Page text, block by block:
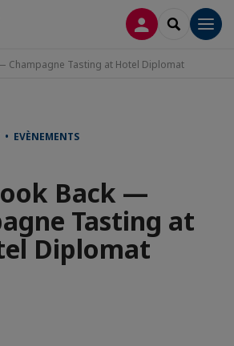
CONNEXION
Champagne Tasting at Hotel Diplomat
• EVÈNEMENTS
Back —
Tasting at
Diplomat